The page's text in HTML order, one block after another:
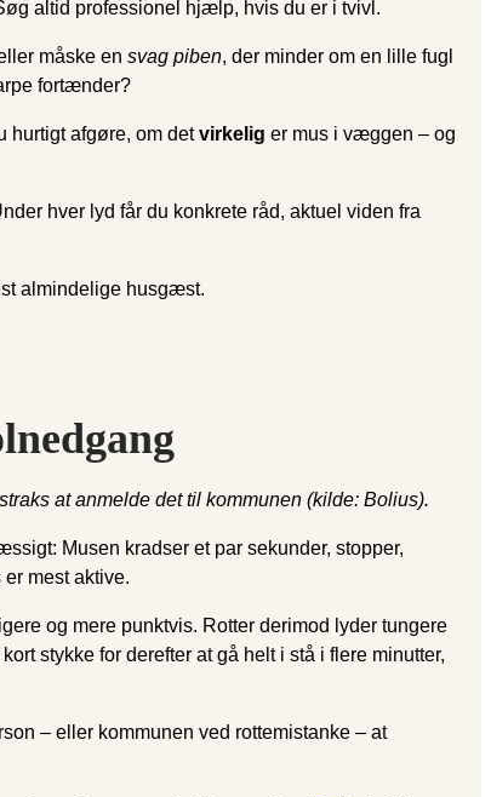
altid professionel hjælp, hvis du er i tvivl.
måske en svag piben, der minder om en lille fugl
fortænder?
hurtigt afgøre, om detvirkelig er mus i væggen – og
hver lyd får du konkrete råd, aktuel viden fra
almindelige husgæst.
at anmelde det til kommunen (kilde: Bolius).
Musen kradser et par sekunder, stopper,
mest aktive.
og mere punktvis. Rotter derimod lyder tungere
stykke for derefter at gå helt i stå i flere minutter,
– eller kommunen ved rotte­mistanke – at